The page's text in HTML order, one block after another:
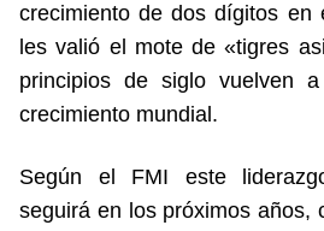
crecimiento de dos dígitos en
les valió el mote de «tigres
principios de siglo vuelven
crecimiento mundial.
Según el FMI este
seguirá en los próximos años,